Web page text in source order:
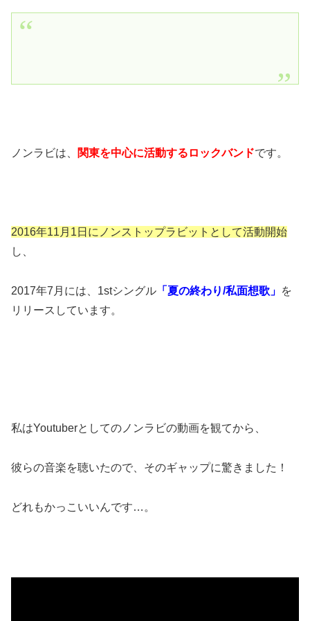
ノンラビは、 関東を中心に活動するロックバンドです。
2016年11月1日にノンストップラビットとして活動開始
し、
2017年7月には、1stシングル 「夏の終わり/私面想歌」 を
リリースしています。
私はYoutuberとしてのノンラビの動画を観てから、
彼らの音楽を聴いたので、そのギャップに驚きました！
どれもかっこいいんです…。